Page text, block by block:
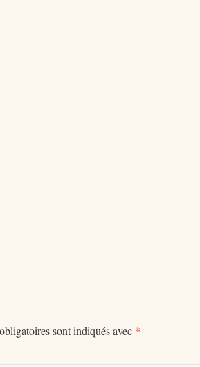
sont indiqués avec *